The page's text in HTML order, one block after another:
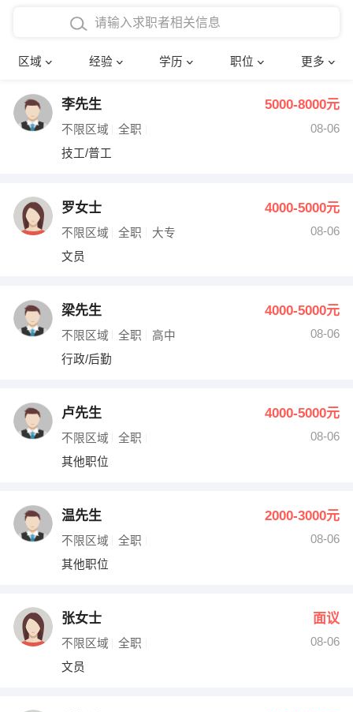
区域 经验 学历 职位 更多
在校学生工作经验
四年以上工作经验
五年以上工作经验
博士
文员 护士
财务会计
网络IT
收银员
水电/机修
编辑 法律
其他职位
确定
李先生 5000-8000元
不限区域 全职
08-06
技工/普工
罗女士 4000-5000元
不限区域 全职 大专
08-06
文员
梁先生 4000-5000元
不限区域 全职 高中
08-06
行政/后勤
卢先生 4000-5000元
不限区域 全职
08-06
其他职位
温先生 2000-3000元
不限区域 全职
08-06
其他职位
张女士 面议
不限区域 全职
08-06
文员